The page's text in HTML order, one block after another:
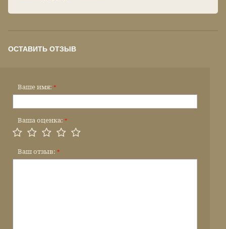
ОСТАВИТЬ ОТЗЫВ
Ваше имя: *
Ваша оценка: *
Ваш отзыв: *